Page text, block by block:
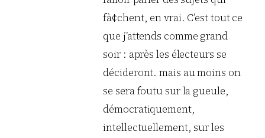
fà¢chent, en vrai. C’est tout ce
que j’attends comme grand
soir : après les électeurs se
décideront. mais au moins on
se sera foutu sur la gueule,
démocratiquement,
intellectuellement, sur les